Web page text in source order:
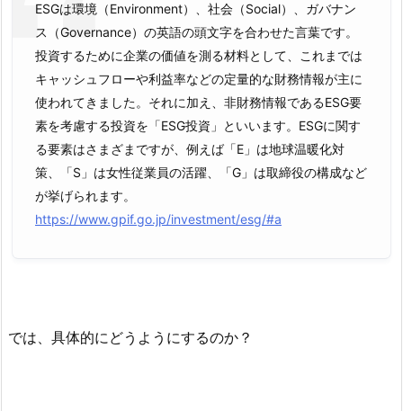
ESGは環境（Environment）、社会（Social）、ガバナン
ス（Governance）の英語の頭文字を合わせた言葉です。
投資するために企業の価値を測る材料として、これまでは
キャッシュフローや利益率などの定量的な財務情報が主に
使われてきました。それに加え、非財務情報であるESG要
素を考慮する投資を「ESG投資」といいます。ESGに関す
る要素はさまざまですが、例えば「E」は地球温暖化対
策、「S」は女性従業員の活躍、「G」は取締役の構成など
が挙げられます。
https://www.gpif.go.jp/investment/esg/#a
では、具体的にどうようにするのか？